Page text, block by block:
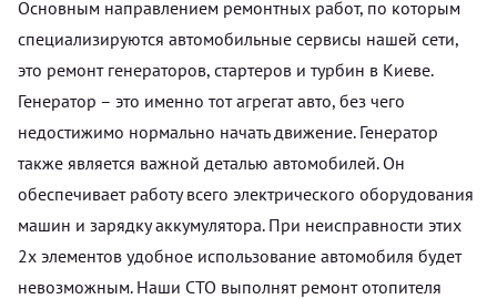
Основным направлением ремонтных работ, по которым
специализируются автомобильные сервисы нашей сети,
это ремонт генераторов, стартеров и турбин в Киеве.
Генератор – это именно тот агрегат авто, без чего
недостижимо нормально начать движение. Генератор
также является важной деталью автомобилей. Он
обеспечивает работу всего электрического оборудования
машин и зарядку аккумулятора. При неисправности этих
2х элементов удобное использование автомобиля будет
невозможным. Наши СТО выполнят ремонт отопителя